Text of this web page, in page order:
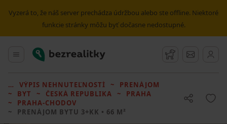
Vyzerá to, že náš server prechádza údržbou alebo ste offline. Niektoré
funkcie stránky môžu byť dočasne nedostupné.
Hlavné menu
Bezrealitky Strážny pes
Správy
VÝPIS NEHNUTEĽNOSTÍ
PRENÁJOM
BYT
ČESKÁ REPUBLIKA
PRAHA
PRAHA-CHODOV
PRENÁJOM BYTU 3+KK • 66 M²